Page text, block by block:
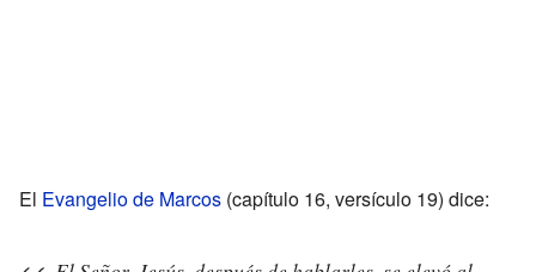
El Evangelio de Marcos (capítulo 16, versículo 19) dice: